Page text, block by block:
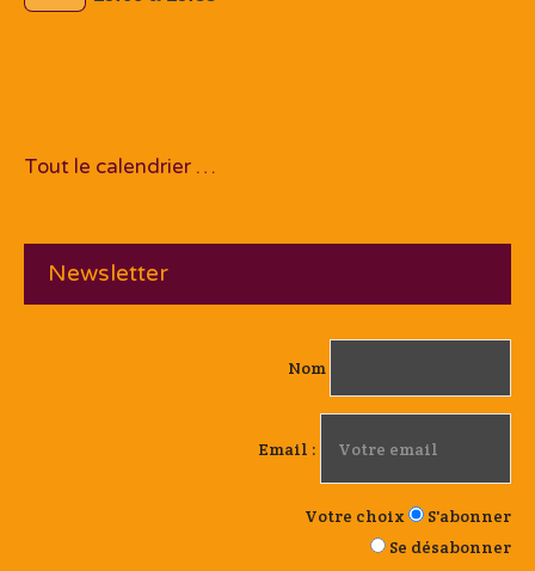
Tout le calendrier …
Newsletter
Nom
Email :
Votre choix
S'abonner
Se désabonner